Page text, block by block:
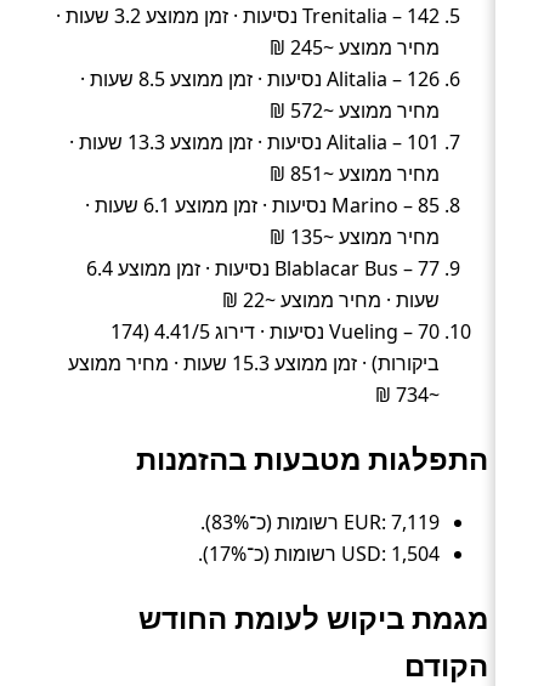
Trenitalia – 142 נסיעות · זמן ממוצע 3.2 שעות ·
מחיר ממוצע ~245 ₪
Alitalia – 126 נסיעות · זמן ממוצע 8.5 שעות ·
מחיר ממוצע ~572 ₪
Alitalia – 101 נסיעות · זמן ממוצע 13.3 שעות ·
מחיר ממוצע ~851 ₪
Marino – 85 נסיעות · זמן ממוצע 6.1 שעות ·
מחיר ממוצע ~135 ₪
Blablacar Bus – 77 נסיעות · זמן ממוצע 6.4
שעות · מחיר ממוצע ~22 ₪
Vueling – 70 נסיעות · דירוג 4.41/5 (174
ביקורות) · זמן ממוצע 15.3 שעות · מחיר ממוצע
~734 ₪
התפלגות מטבעות בהזמנות
EUR: 7,119 רשומות (כ־83%).
USD: 1,504 רשומות (כ־17%).
מגמת ביקוש לעומת החודש
הקודם